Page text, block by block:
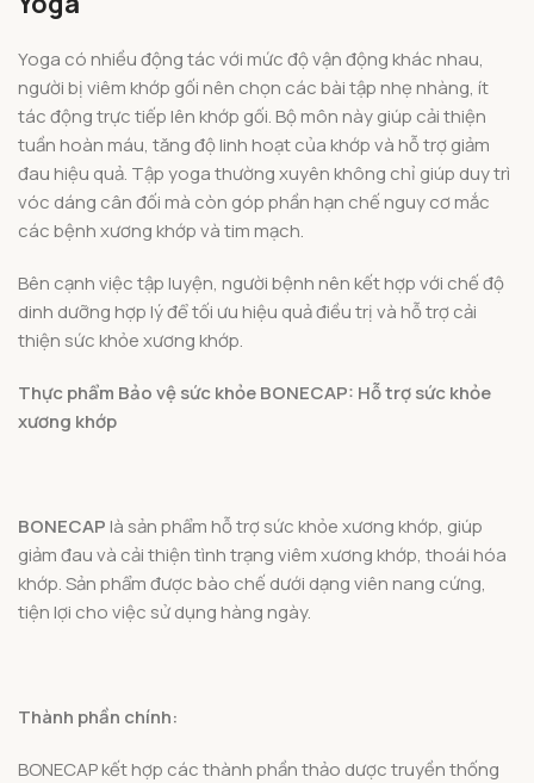
Yoga có nhiều động tác với mức độ vận động khác nhau,
người bị viêm khớp gối nên chọn các bài tập nhẹ nhàng, ít
tác động trực tiếp lên khớp gối. Bộ môn này giúp cải thiện
tuần hoàn máu, tăng độ linh hoạt của khớp và hỗ trợ giảm
đau hiệu quả. Tập yoga thường xuyên không chỉ giúp duy trì
vóc dáng cân đối mà còn góp phần hạn chế nguy cơ mắc
các bệnh xương khớp và tim mạch.
Bên cạnh việc tập luyện, người bệnh nên kết hợp với chế độ
dinh dưỡng hợp lý để tối ưu hiệu quả điều trị và hỗ trợ cải
thiện sức khỏe xương khớp.
Thực phẩm Bảo vệ sức khỏe BONECAP: Hỗ trợ sức khỏe
xương khớp
BONECAP là sản phẩm hỗ trợ sức khỏe xương khớp, giúp
giảm đau và cải thiện tình trạng viêm xương khớp, thoái hóa
khớp. Sản phẩm được bào chế dưới dạng viên nang cứng,
tiện lợi cho việc sử dụng hàng ngày.
Thành phần chính:
BONECAP kết hợp các thành phần thảo dược truyền thống